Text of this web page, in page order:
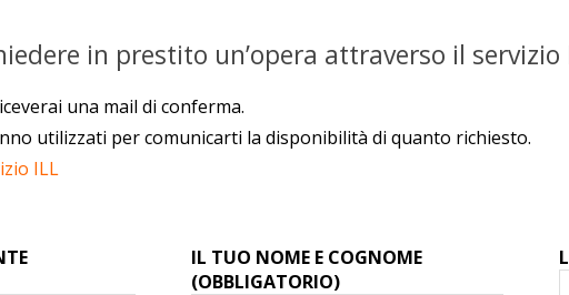
in prestito un’opera attraverso il servizio
una mail di conferma.
utilizzati per comunicarti la disponibilità di quanto richiesto.
ILL
IL TUO NOME E COGNOME
(OBBLIGATORIO)